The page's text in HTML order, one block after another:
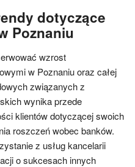
dotyczące
Poznaniu
wzrost
w Poznaniu oraz całej
związanych z
wynika przede
klientów dotyczącej swoich
roszczeń wobec banków.
z usług kancelarii
o sukcesach innych